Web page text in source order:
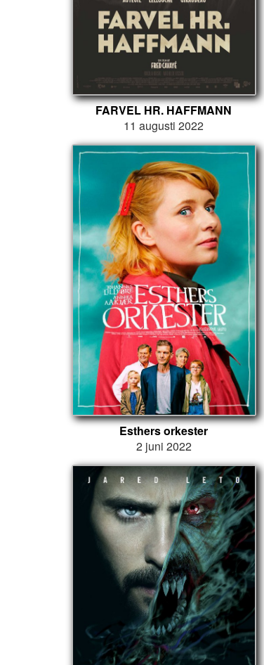
FARVEL HR. HAFFMANN
11 augusti 2022
Esthers orkester
2 juni 2022